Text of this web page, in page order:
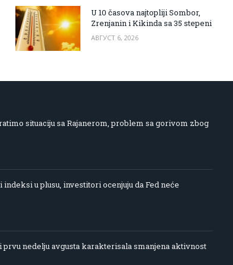
U 10 časova najtopliji Sombor,
Zrenjanin i Kikinda sa 35 stepeni
АВГУСТ 6, 2026
situaciju sa Rajanerom, problem sa gorivom zbog
u plusu, investitori ocenjuju da Fed neće
nedelju avgusta karakterisala smanjena aktivnost